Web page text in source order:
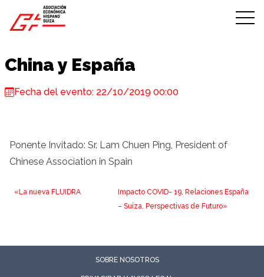
Skip to content
China y España
Fecha del evento: 22/10/2019 00:00
Ponente Invitado: Sr. Lam Chuen Ping, President of
Chinese Association in Spain
«La nueva FLUIDRA
Impacto COVID- 19. Relaciones España
– Suiza. Perspectivas de Futuro»
SOBRE NOSOTROS